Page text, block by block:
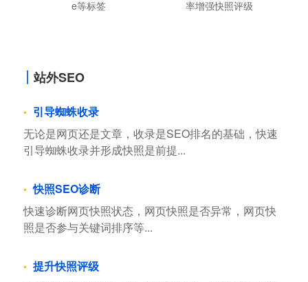
e等标签 率增强快照评级
站外SEO
引导蜘蛛收录
无论是网页还是文章，收录是SEO排名的基础，快速
引导蜘蛛收录并形成快照是前提...
快照SEO诊断
快速诊断网页快照状态，网页快照是否异常，网页快
照是否参与关键词排序等...
提升快照评级